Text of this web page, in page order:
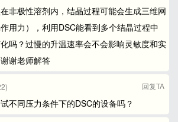
非极性溶剂内，结晶过程可能会生成三维网
用力），利用DSC能看到多个结晶过程中
吗？过慢的升温速率会不会影响灵敏度和实
谢老师解答
回复TA
不同压力条件下的DSC的设备吗？